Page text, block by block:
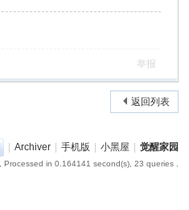
举报
返回列表
| Archiver | 手机版 | 小黑屋 | 觉醒家园
, Processed in 0.164141 second(s), 23 queries .